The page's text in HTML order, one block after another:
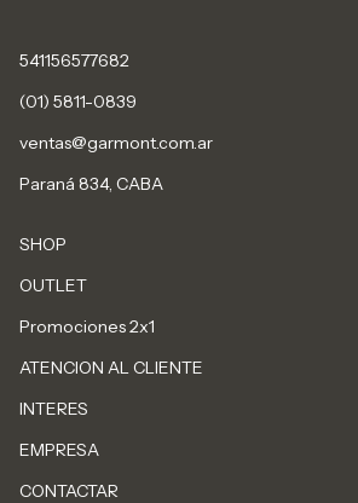
541156577682
(01) 5811-0839
ventas@garmont.com.ar
Paraná 834, CABA
SHOP
OUTLET
Promociones 2x1
ATENCION AL CLIENTE
INTERES
EMPRESA
CONTACTAR